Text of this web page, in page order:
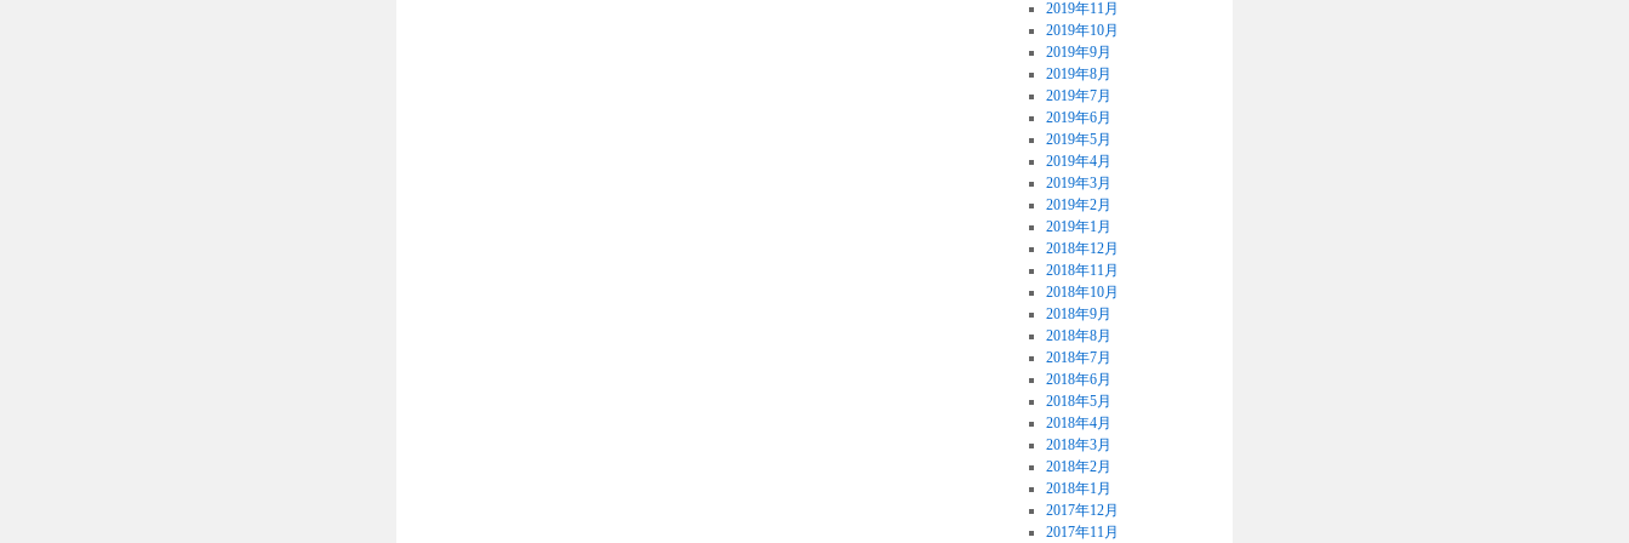
2019年11月
2019年10月
2019年9月
2019年8月
2019年7月
2019年6月
2019年5月
2019年4月
2019年3月
2019年2月
2019年1月
2018年12月
2018年11月
2018年10月
2018年9月
2018年8月
2018年7月
2018年6月
2018年5月
2018年4月
2018年3月
2018年2月
2018年1月
2017年12月
2017年11月